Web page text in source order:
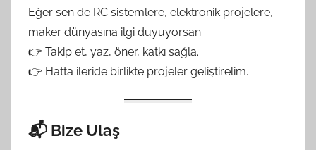
Eğer sen de RC sistemlere, elektronik projelere,
maker dünyasına ilgi duyuyorsan:
👉 Takip et, yaz, öner, katkı sağla.
👉 Hatta ileride birlikte projeler geliştirelim.
📬 Bize Ulaş